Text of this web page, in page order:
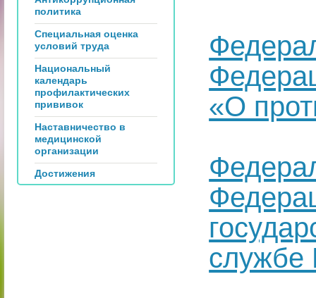
политика
Специальная оценка
условий труда
Национальный
календарь
профилактических
прививок
Наставничество в
медицинской
организации
Достижения
«О
службе